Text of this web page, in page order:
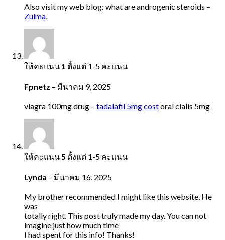
Also visit my web blog: what are androgenic steroids –
Zulma
ให้คะแนน 1 ตั้งแต่ 1-5 คะแนน
Fpnetz – มีนาคม 9, 2025
viagra 100mg drug – tadalafil 5mg costoral cialis 5mg
ให้คะแนน 5 ตั้งแต่ 1-5 คะแนน
Lynda – มีนาคม 16, 2025
My brother recommended I might like this website. He
was
totally right. This post truly made my day. You can not
imagine just how much time
I had spent for this info! Thanks!